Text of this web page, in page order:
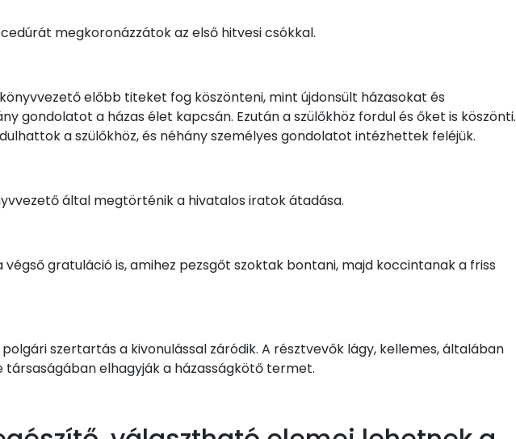
megkoronázzátok az első hitvesi csókkal.
előbb titeket fog köszönteni, mint újdonsült házasokat és
gondolatot a házas élet kapcsán. Ezután a szülőkhöz fordul és őket is köszönti.
a szülőkhöz, és néhány személyes gondolatot intézhettek feléjük.
által megtörténik a hivatalos iratok átadása.
végső gratuláció is, amihez pezsgőt szoktak bontani, majd koccintanak a friss
polgári szertartás a kivonulással záródik. A résztvevők lágy, kellemes, általában
társaságában elhagyják a házasságkötő termet.